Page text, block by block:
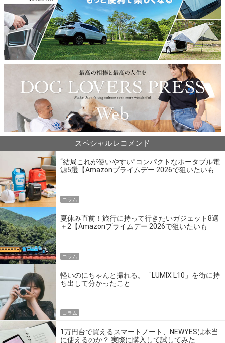
スペシャルレコメンド
“結局これが使いやすい”コンパクトなポータブル電
源5選【Amazonプライムデー 2026で狙いたいも
コラム
夏休み直前！旅行に持って行きたいガジェット8選
＋2【Amazonプライムデー 2026で狙いたいも
コラム
軽いのにちゃんと撮れる。「LUMIX L10」を街に持
ち出して分かったこと
コラム
1万円台で買えるスマートノート、NEWYESは本当
に使えるのか？ 実際に購入して試してみた